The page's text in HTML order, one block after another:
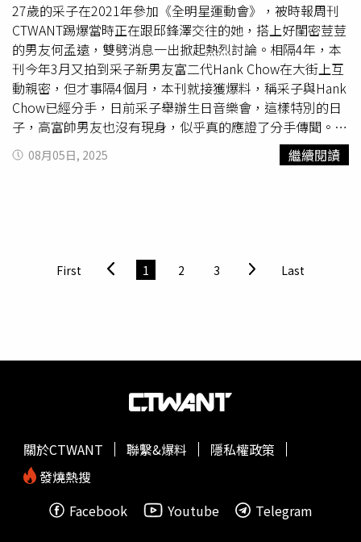
操運動後的伸展對維持線條非常關鍵，喬治娜特別重視這一
步。她會針對臀部、腿後肌群與腰部進行深度伸展，放鬆緊
繃肌肉、預防運動傷害。這不僅能幫助恢復，更能讓身形維
持柔美修長。如今，這位即將成為「世界最閃新娘」的女
人，不只收穫夢幻愛情與巨鑽戒，還用實力維持了火辣身
材，讓全球粉絲既羨慕又佩服。接下來的婚禮細節，也勢必
會再掀一波熱潮。
輪廓，以粉霧皮革包裝外殼，並搭配戀愛象徵元素─ 紅
線，傳遞深刻的情感寓意。推出三款全新限定愛戀色選—
#03心動裸桃、#06邂逅莓果、#09熾愛暖棕分別蘊含宇宙中
象徵「啟動戀情」、「吸引緣分」、「穩固關係」的能量數
字3、6、9，成就最具磁場的愛戀唇色。蘭蔻 絕對完美唇膏
絲絨霧感 2025七夕情⼈節限定版 全3色／1,550元（圖／品
牌提供）蘭蔻邀請全台最靈驗月老之一、專司正緣的「臺灣
祀典武廟月老」為你的戀愛應援！在活動期間7/26-8/31，
限量「月老隨行幸運紅線組」，還有由月老授權與祀典武廟
（圖／品牌提供）限定唇膏：嬌蘭 紅寶之吻高訂唇膏風華
翎羽限量套組嬌蘭攜手由紡織藝術家Laetitia Baqué和Victor
聯手打造了一款宛如珠寶盒的獨特唇膏彩殼，優雅的霧面黑
起。這項限量套組搭配三款嬌蘭經典紅寶之吻高訂唇膏：03
Nude Intense Satin 緞光裸粉棕、214 Rouge Kiss Satin 緞
蘭 ROUGE G紅寶之吻高訂唇膏 風華翎羽限量套組／21,300
元（圖／品牌提供）
27歲的采子在2021年參加《全明星運動會》，被時報周刊
CTWANT踢爆當時正在跟邱鋒澤交往的她，搭上好閨密荳荳
的男友何孟遠，雙劈消息一出掀起熱烈討論。相隔4年，本
刊今年3月又拍到采子新男友富二代Hank Chow在大街上互
動親密，但才事隔4個月，本刊就接獲爆料，稱采子與Hank
Chow已經分手，日前采子舉辦生日音樂會，這樣特別的日
子，高富帥男友也沒有現身，似乎真的應證了分手傳聞。采
子結束生日音樂會後，與不少粉絲合照。（圖／本刊攝影
組）7月26日晚間10點半，本刊直擊結束生日音樂會後，一
絲，提著包包離開活動現場，與另4名演出的工作人員共乘
共享汽車離開。次日凌晨零點13分，5人抵達台北市大安區
今年3月采子與Hank Chow手牽手一起去看凱爾KIRE的演唱
結束後Hank Chow男友力爆發，一把將采子摟進懷裡，接
著散步回家，直到深夜都沒見到采子離開。照理來說按照這
日，但整場生日音樂會以及慶功宴都沒看到他的蹤跡，讓人
不免懷疑兩人的感情是否真的生變。今年3月本刊直擊采子
除了Hank Chow沒有出現在生日音樂會，從采子平常的發
08月05日, 2025 繼續閱讀
First 1 2 3 Last
關於CTWANT 聯繫&爆料
隱私權政策
發燒熱搜
Facebook
Youtube Telegram